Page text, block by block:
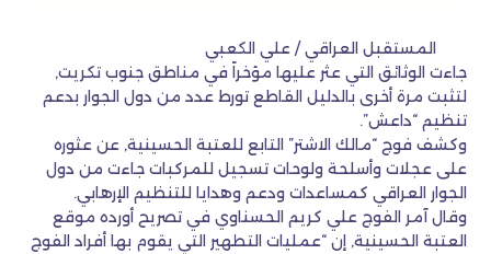
المستقبل العراقي / علي الكعبي
جاءت الوثائق التي عثر عليها مؤخراً في مناطق جنوب تكريت,
لتثبت مرة أخرى بالدليل القاطع تورط عدد من دول الجوار بدعم
تنظيم “داعش”.
وكشف فوج “مالك الاشتر” التابع للعتبة الحسينية, عن عثوره
على عجلات وأسلحة ولوحات تسجيل للمركبات جاءت من دول
الجوار العراقي كمساعدات ودعم وهدايا للتنظيم الإرهابي.
وقال آمر الفوج علي كريم الحسناوي في تصريح أورده موقع
العتبة الحسينية, إن “عمليات التطهير التي يقوم بها أفراد الفوج